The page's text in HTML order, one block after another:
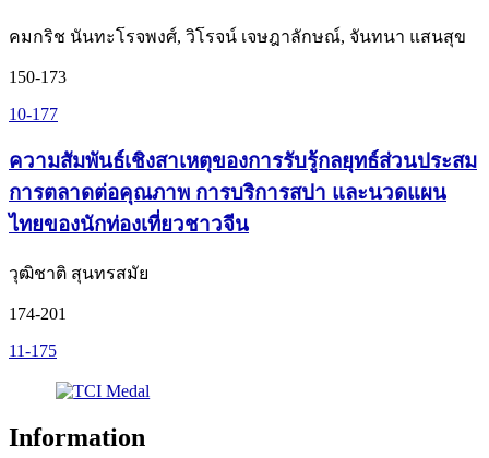
คมกริช นันทะโรจพงศ์, วิโรจน์ เจษฎาลักษณ์, จันทนา แสนสุข
150-173
10-177
ความสัมพันธ์เชิงสาเหตุของการรับรู้กลยุทธ์ส่วนประสม
การตลาดต่อคุณภาพ การบริการสปา และนวดแผน
ไทยของนักท่องเที่ยวชาวจีน
วุฒิชาติ สุนทรสมัย
174-201
11-175
Information